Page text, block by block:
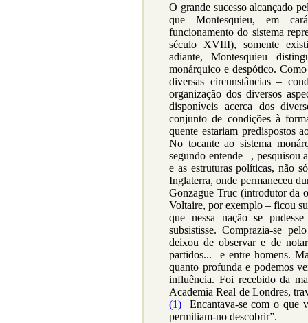
O grande sucesso alcançado
que Montesquieu, em
funcionamento do sistema
século XVIII), somente
adiante, Montesquieu
monárquico e despótico.
diversas circunstâncias –
organização dos diversos
disponíveis acerca dos
conjunto de condições à
quente estariam predispostos
No tocante ao sistema
segundo entende –, pesquisou
e as estruturas políticas, não
Inglaterra, onde permaneceu
Gonzague Truc (introdutor da
Voltaire, por exemplo – ficou
que nessa nação se
subsistisse. Comprazia-se
deixou de observar e de
partidos... e entre homens.
quanto profunda e podemos
influência. Foi recebido da
Academia Real de Londres,
(1) Encantava-se com o que
permitiam-no descobrir”.